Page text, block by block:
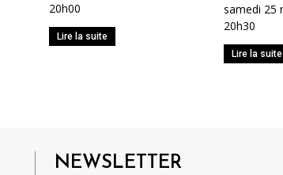
20h00
Lire la suite
samedi 25
20h30
Lire la suite
NEWSLETTER